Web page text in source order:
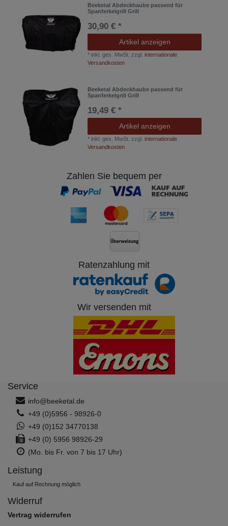
Beeketal Abdeckhaube passend für
Spanferkelgrill Grill
30,90 € *
Artikel anzeigen
* inkl. ges. MwSt. zzgl.internationale
Versandkosten
Beeketal Abdeckhaube passend für
Spanferkelgrill Grill
19,49 € *
Artikel anzeigen
* inkl. ges. MwSt. zzgl.internationale
Versandkosten
Zahlen Sie bequem per
Ratenzahlung mit
Wir versenden mit
Service
info@beeketal.de
+49 (0)5956 - 98926-0
+49 (0)152 34770138
+49 (0) 5956 98926-29
(Mo. bis Fr. von 7 bis 17 Uhr)
Leistung
Kauf auf Rechnung möglich
Widerruf
Vertrag widerrufen